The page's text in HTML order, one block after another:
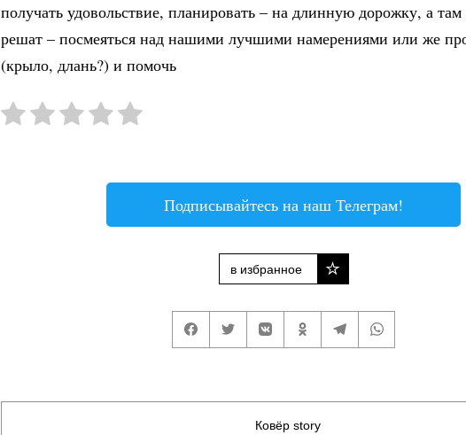
получать удовольствие, планировать – на длинную дорожку, а
решат – посмеяться над нашими лучшими намерениями или же
(крыло, длань?) и помочь
Подписывайтесь на наш Телеграм!
в избранное
Ковёр story